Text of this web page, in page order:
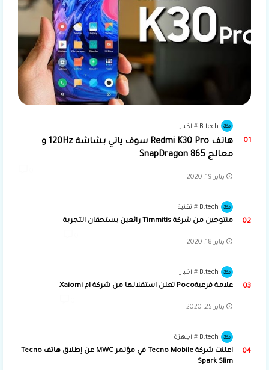
B.tech اخبار
هاتف Redmi K30 Pro سوف ياتي بشاشة 120Hz و
معالج SnapDragon 865
يناير 19, 2020
B.tech تقنية
منتوجين من شركة Timmitis رائعين يستحقان التجربة
يناير 18, 2020
B.tech اخبار
علامة فرعيةPoco تعلن استقلالها من شركة ام Xaiomi
يناير 25, 2020
B.tech اجهزة
اعلنت شركة Tecno Mobile في مؤتمر MWC عن إطلاق هاتف Tecno
Spark Slim